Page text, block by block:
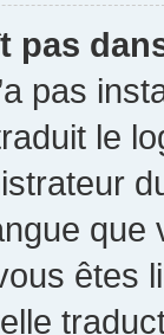
pas
pas
le
êtes